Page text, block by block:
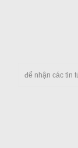
để nhận các tin